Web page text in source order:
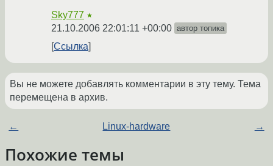
Sky777 ★
21.10.2006 22:01:11 +00:00 автор топика
Ссылка
Вы не можете добавлять комментарии в эту тему. Тема
перемещена в архив.
← Linux-hardware →
Похожие темы